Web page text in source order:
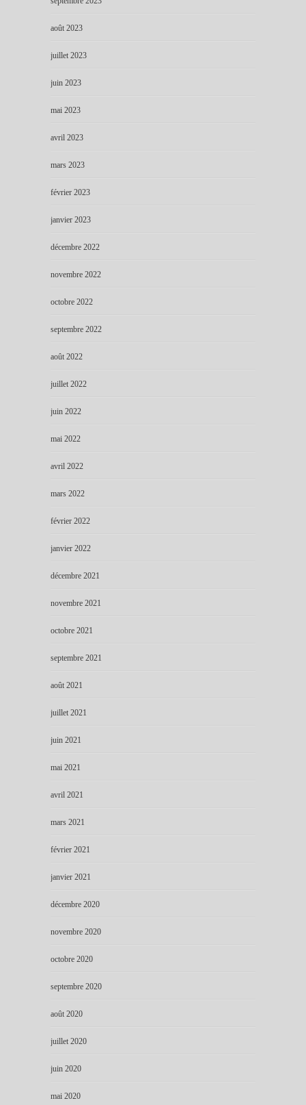
août 2023
juillet 2023
juin 2023
mai 2023
avril 2023
mars 2023
février 2023
janvier 2023
décembre 2022
novembre 2022
octobre 2022
septembre 2022
août 2022
juillet 2022
juin 2022
mai 2022
avril 2022
mars 2022
février 2022
janvier 2022
décembre 2021
novembre 2021
octobre 2021
septembre 2021
août 2021
juillet 2021
juin 2021
mai 2021
avril 2021
mars 2021
février 2021
janvier 2021
décembre 2020
novembre 2020
octobre 2020
septembre 2020
août 2020
juillet 2020
juin 2020
mai 2020